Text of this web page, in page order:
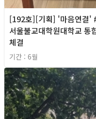
[192호][기획] '마음연결'
서울불교대학원대학교 통
체결
기간 : 6월